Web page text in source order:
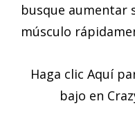
busque aumentar
músculo
Haga clic Aquí
bajo en